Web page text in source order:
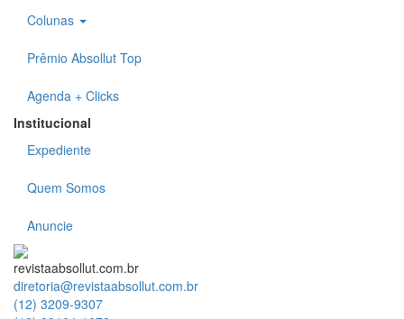
Colunas
Prêmio Absollut Top
Agenda + Clicks
Institucional
Expediente
Quem Somos
Anuncie
revistaabsollut.com.br
diretoria@revistaabsollut.com.br
(12) 3209-9307